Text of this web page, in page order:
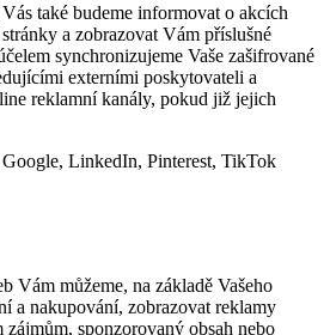
také budeme informovat o akcích
a zobrazovat Vám příslušné
synchronizujeme Vaše zašifrované
externími poskytovateli a
reklamní kanály, pokud již jejich
LinkedIn, Pinterest, TikTok
Vám můžeme, na základě Vašeho
a nakupování, zobrazovat reklamy
zájmům, sponzorovaný obsah nebo